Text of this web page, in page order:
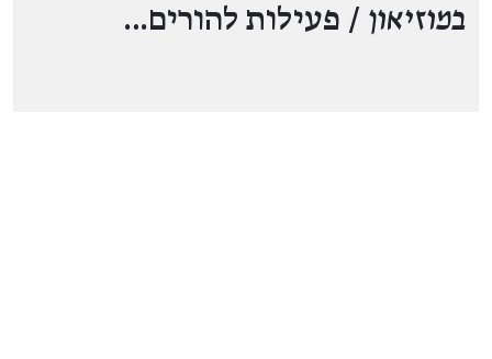
במוזיאון / פעילות להורים…